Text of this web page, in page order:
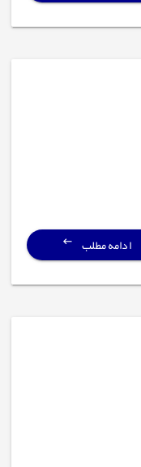
ادامه مطلب